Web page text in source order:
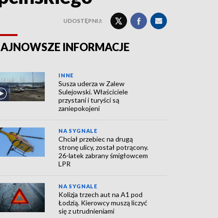
UDOSTĘPNIJ:
INFORMACJE
INNE
Susza uderza w Zalew
Sulejowski. Właściciele
przystani i turyści są
zaniepokojeni
NA SYGNALE
Chciał przebiec na drugą
stronę ulicy, został potrącony.
26-latek zabrany śmigłowcem
LPR
NA SYGNALE
Kolizja trzech aut na A1 pod
Łodzią. Kierowcy muszą liczyć
się z utrudnieniami